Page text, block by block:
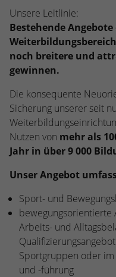
Unsere Leitlinie:
Bestehende
noch breitere und
gewinnen.
Die konsequente
Sicherung unserer seit
Nutzen von mehr als
Jahr in über 9 000
Unser Angebot
Sport- und
bewegungsorientierte
Arbeits- und
Sportgruppen oder
und -führung
Zugang
weisen
zu, um
Anbieter Google
Laufzeit 1 Tag
Zweck
bei der